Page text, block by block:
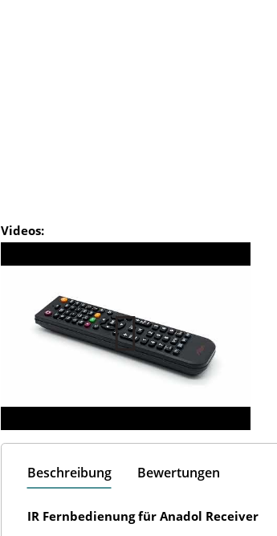
Videos:
Beschreibung Bewertungen
IR Fernbedienung für Anadol Receiver